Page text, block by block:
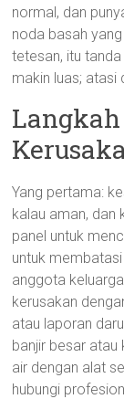
normal, dan
noda basah
tetesan, itu
makin luas; atasi
Yang pertama:
kalau aman, dan
panel untuk
untuk
anggota
kerusakan
atau laporan
banjir besar
air dengan alat
hubungi